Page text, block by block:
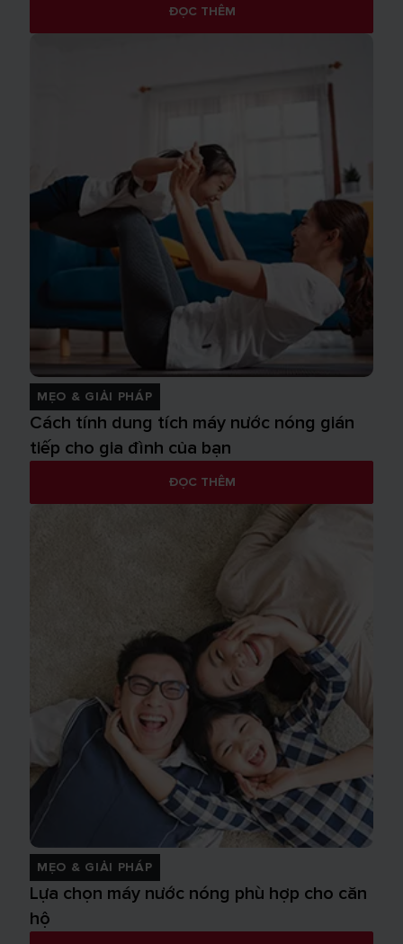
ĐỌC THÊM
MẸO & GIẢI PHÁP
Cách tính dung tích máy nước nóng gián
tiếp cho gia đình của bạn
ĐỌC THÊM
MẸO & GIẢI PHÁP
Lựa chọn máy nước nóng phù hợp cho căn
hộ